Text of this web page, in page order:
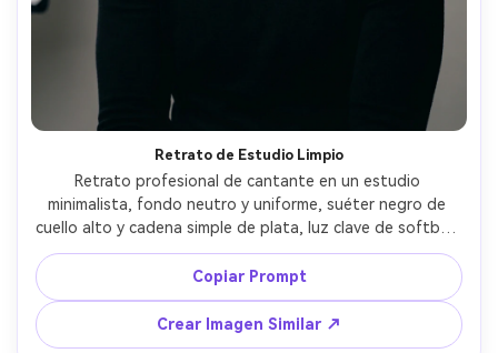
Retrato de Estudio Limpio
Retrato profesional de cantante en un estudio
minimalista, fondo neutro y uniforme, suéter negro de
cuello alto y cadena simple de plata, luz clave de softbox
con relleno suave, reflejos sutiles en los ojos, tomada con
Sony A7R V con 85mm f/1.4, encuadre ajustado al rostro,
textura natural de la piel, color limpio, look de agencia de
alto nivel, fotorrealista y ultra nítido --ar 4:5
Copiar Prompt
Crear Imagen Similar ↗